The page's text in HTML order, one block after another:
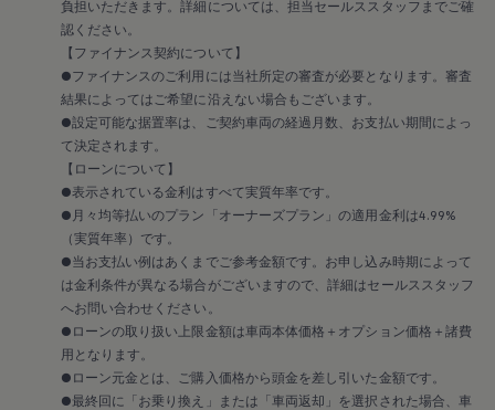
負担いただきます。詳細については、担当セールススタッフまでご確
認ください。
【ファイナンス契約について】
●ファイナンスのご利用には当社所定の審査が必要となります。審査
結果によってはご希望に沿えない場合もございます。
●設定可能な据置率は、ご契約車両の経過月数、お支払い期間によっ
て決定されます。
【ローンについて】
●表示されている金利はすべて実質年率です。
●月々均等払いのプラン「オーナーズプラン」の適用金利は4.99%
（実質年率）です。
●当お支払い例はあくまでご参考金額です。お申し込み時期によって
は金利条件が異なる場合がございますので、詳細はセールススタッフ
へお問い合わせください。
●ローンの取り扱い上限金額は車両本体価格＋オプション価格＋諸費
用となります。
●ローン元金とは、ご購入価格から頭金を差し引いた金額です。
●最終回に「お乗り換え」または「車両返却」を選択された場合、車